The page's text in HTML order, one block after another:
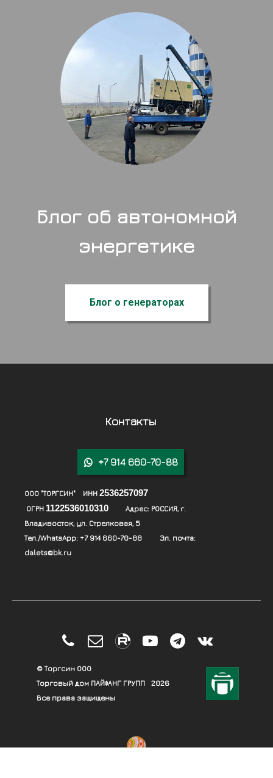
Блог об автономной
энергетике
Блог о генераторах
Контакты
 +7 914 660-70-88
ООО "ТОРГСИН" ИНН 2536257097
ОГРН 1122536010310 Адрес: РОССИЯ, г.
Владивосток, ул. Стрелковая, 5
Тел./WhatsApp: +7 914 660-70-88 Эл. почта:
dalets@bk.ru
    
© Торгсин ООО
Торговый дом ПАЙФАНГ ГРУПП
Все права защищены
2026